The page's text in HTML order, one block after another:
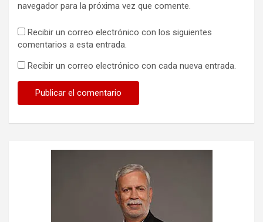
navegador para la próxima vez que comente.
Recibir un correo electrónico con los siguientes
comentarios a esta entrada.
Recibir un correo electrónico con cada nueva entrada.